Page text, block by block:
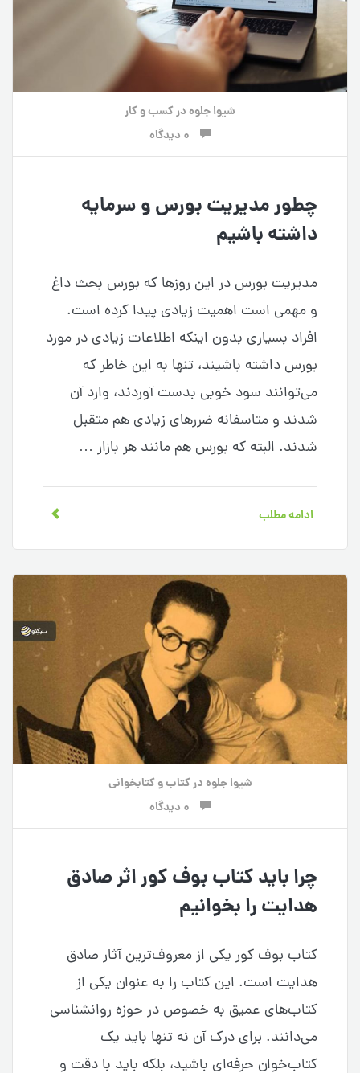
شیوا جلوهدرکسب و کار
چطور مدیریت بورس و سرمایه
داشته باشیم
مدیریت بورس در این روزها که بورس بحث داغ
و مهمی است اهمیت زیادی پیدا کرده است.
افراد بسیاری بدون اینکه اطلاعات زیادی در مورد
بورس داشته باشیند، تنها به این خاطر که
می‌توانند سود خوبی بدست آوردند، وارد آن
شدند و متاسفانه ضررهای زیادی هم متقبل
شدند. البته که بورس هم مانند هر بازار …
ادامه مطلب
شیوا جلوهدرکتاب و کتابخوانی
چرا باید کتاب بوف کور اثر صادق
هدایت را بخوانیم
کتاب بوف کور یکی از معروف‌ترین آثار صادق
هدایت است. این کتاب را به عنوان یکی از
کتاب‌های عمیق به خصوص در حوزه روانشناسی
می‌دانند. برای درک آن نه تنها باید یک
کتاب‌خوان حرفه‌ای باشید، بلکه باید با دقت و